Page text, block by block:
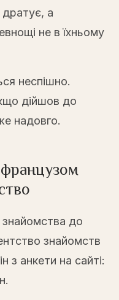
а
не в їхньому
неспішно.
дійшов до
надовго.
до
знайомств
з анкети на сайті: